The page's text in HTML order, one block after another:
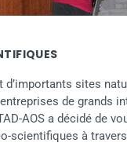
d’importants sites
de grands
AOS a décidé de
scientifiques à